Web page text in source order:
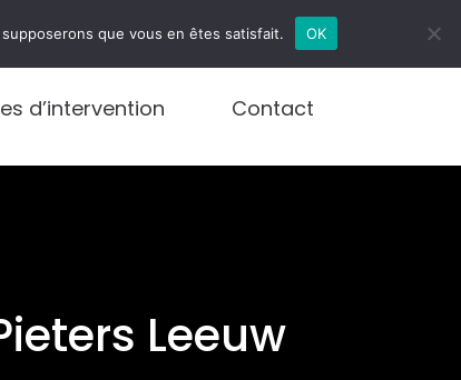
infos@debouchages.brussels
d’intervention Contact
Leeuw
que vous en êtes satisfait. OK